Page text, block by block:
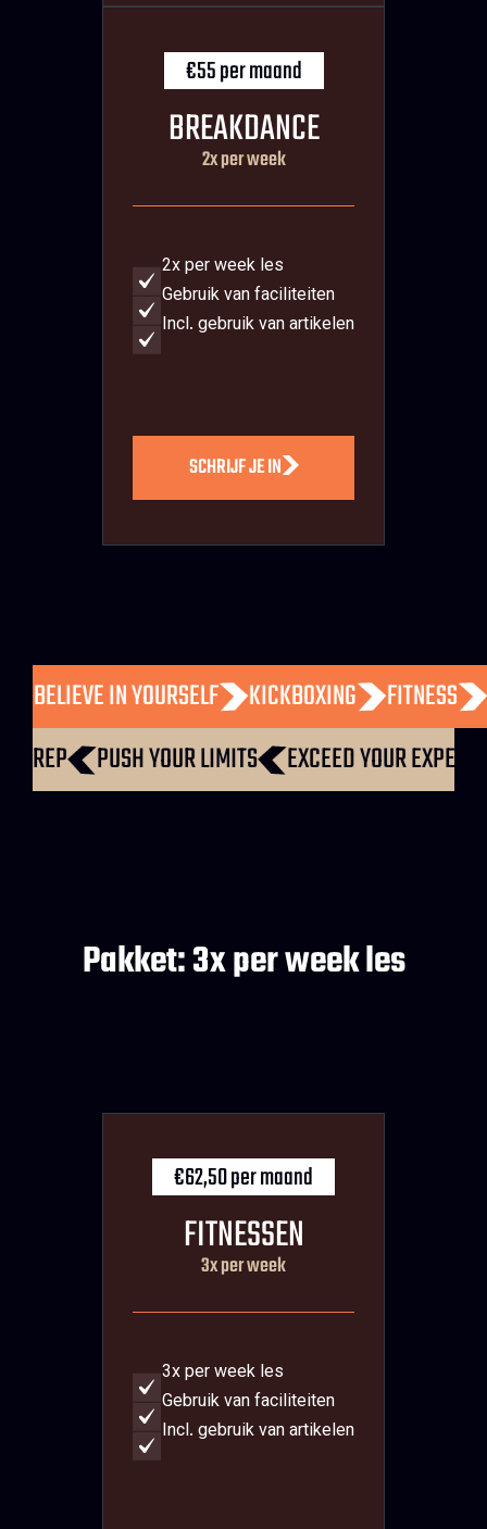
€55 per maand
BREAKDANCE
2x per week
2x per week les
Gebruik van faciliteiten
Incl. gebruik van artikelen
SCHRIJF JE IN
BELIEVE IN YOURSELF KICKBOXING
PUSH YOUR LIMITS EXCEED YOUR
Pakket: 3x per week les
€62,50 per maand
FITNESSEN
3x per week
3x per week les
Gebruik van faciliteiten
Incl. gebruik van artikelen